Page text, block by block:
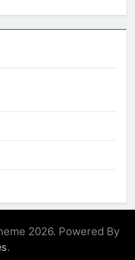
2026. Powered By
.